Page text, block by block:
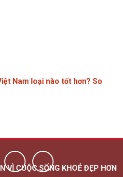
Nam loại nào tốt hơn? So
VÌ CUỘC SỐNG KHOẺ ĐẸP HƠN